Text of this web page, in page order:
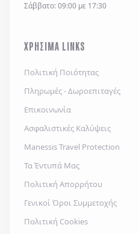
Σάββατο: 09:00 με 17:30
ΧΡΗΣΙΜΑ LINKS
Πολιτική Ποιότητας
Πληρωμές - Δωροεπιταγές
Επικοινωνία
Ασφαλιστικές Καλύψεις
Manessis Travel Protection
Τα Έντυπά Μας
Πολιτική Απορρήτου
Γενικοί Όροι Συμμετοχής
Πολιτική Cookies